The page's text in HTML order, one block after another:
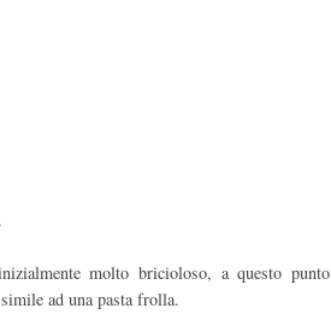
molto bricioloso, a questo punto
ad una pasta frolla.